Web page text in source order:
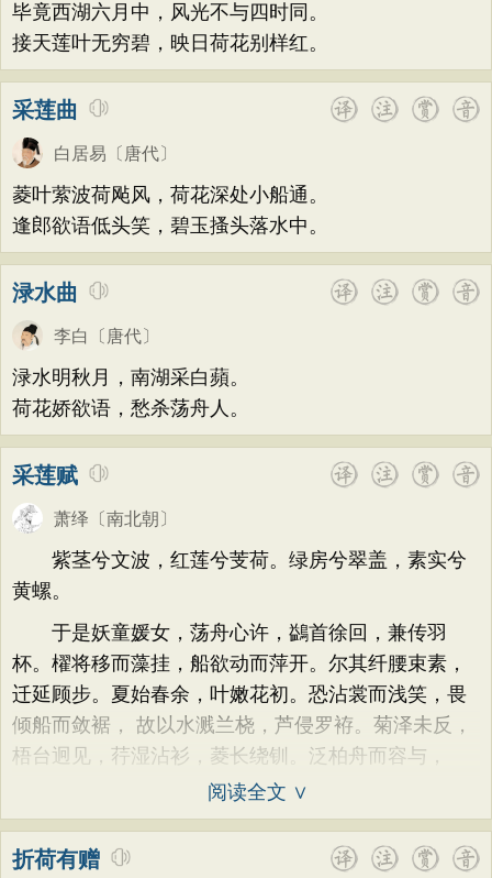
毕竟西湖六月中，风光不与四时同。
接天莲叶无穷碧，映日荷花别样红。
采莲曲
白居易 〔唐代〕
菱叶萦波荷飐风，荷花深处小船通。
逢郎欲语低头笑，碧玉搔头落水中。
渌水曲
李白 〔唐代〕
渌水明秋月，南湖采白蘋。
荷花娇欲语，愁杀荡舟人。
采莲赋
萧绎 〔南北朝〕
紫茎兮文波，红莲兮芰荷。绿房兮翠盖，素实兮
黄螺。
于是妖童媛女，荡舟心许，鷁首徐回，兼传羽
杯。櫂将移而藻挂，船欲动而萍开。尔其纤腰束素，
迁延顾步。夏始春余，叶嫩花初。恐沾裳而浅笑，畏
倾船而敛裾， 故以水溅兰桡，芦侵罗袸。菊泽未反，
梧台迥见，荇湿沾衫，菱长绕钏。泛柏舟而容与，
阅读全文 ∨
折荷有赠